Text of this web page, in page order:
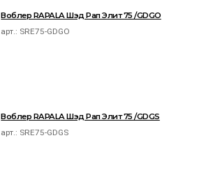
Воблер RAPALA Шэд Рап Элит 75 /GDGO
арт.: SRE75-GDGO
Воблер RAPALA Шэд Рап Элит 75 /GDGS
арт.: SRE75-GDGS